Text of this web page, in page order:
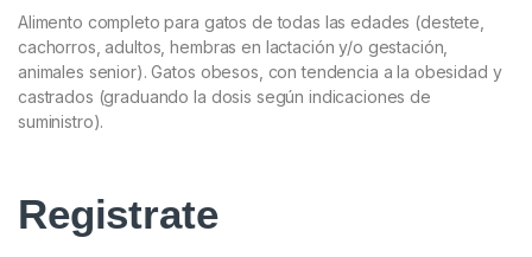
Alimento completo para gatos de todas las edades (destete,
cachorros, adultos, hembras en lactación y/o gestación,
animales senior). Gatos obesos, con tendencia a la obesidad y
castrados (graduando la dosis según indicaciones de
suministro).
Registrate